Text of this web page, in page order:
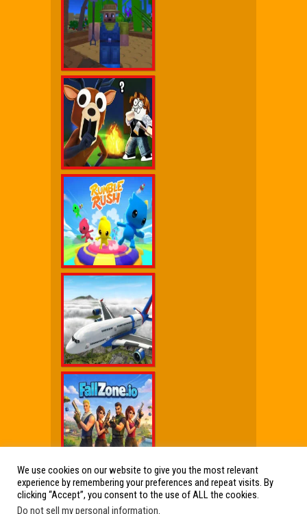
Wx Cheat Games|Click Jogos Pro|Humor wx
We use cookies on our website to give you the most relevant
experience by remembering your preferences and repeat visits. By
clicking “Accept”, you consent to the use of ALL the cookies.
Do not sell my personal information.